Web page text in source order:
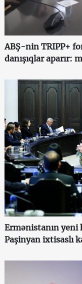
ABŞ-nin TRIPP+
danışıqlar aparır:
Ermənistanın
Paşinyan ixtisaslı